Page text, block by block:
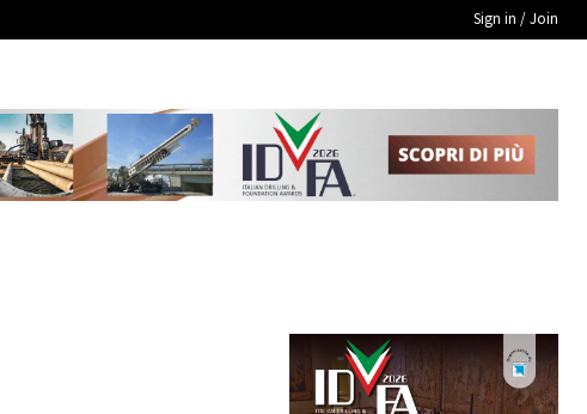
Sign in / Join